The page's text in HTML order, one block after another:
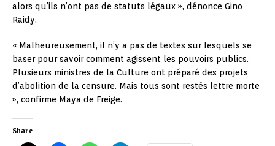
alors qu’ils n’ont pas de statuts légaux », dénonce Gino
Raidy.
« Malheureusement, il n’y a pas de textes sur lesquels se
baser pour savoir comment agissent les pouvoirs publics.
Plusieurs ministres de la Culture ont préparé des projets
d’abolition de la censure. Mais tous sont restés lettre morte
», confirme Maya de Freige.
Share